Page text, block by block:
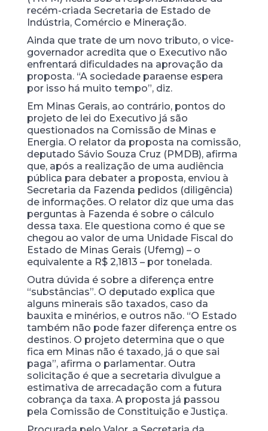
recém-criada Secretaria de Estado de
Indústria, Comércio e Mineração.
Ainda que trate de um novo tributo, o vice-
governador acredita que o Executivo não
enfrentará dificuldades na aprovação da
proposta. “A sociedade paraense espera
por isso há muito tempo”, diz.
Em Minas Gerais, ao contrário, pontos do
projeto de lei do Executivo já são
questionados na Comissão de Minas e
Energia. O relator da proposta na comissão,
deputado Sávio Souza Cruz (PMDB), afirma
que, após a realização de uma audiência
pública para debater a proposta, enviou à
Secretaria da Fazenda pedidos (diligência)
de informações. O relator diz que uma das
perguntas à Fazenda é sobre o cálculo
dessa taxa. Ele questiona como é que se
chegou ao valor de uma Unidade Fiscal do
Estado de Minas Gerais (Ufemg) – o
equivalente a R$ 2,1813 – por tonelada.
Outra dúvida é sobre a diferença entre
“substâncias”. O deputado explica que
alguns minerais são taxados, caso da
bauxita e minérios, e outros não. “O Estado
também não pode fazer diferença entre os
destinos. O projeto determina que o que
fica em Minas não é taxado, já o que sai
paga”, afirma o parlamentar. Outra
solicitação é que a secretaria divulgue a
estimativa de arrecadação com a futura
cobrança da taxa. A proposta já passou
pela Comissão de Constituição e Justiça.